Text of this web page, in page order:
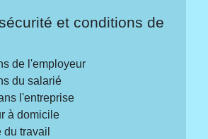
et conditions de
de l'employeur
du salarié
l'entreprise
à domicile
du travail